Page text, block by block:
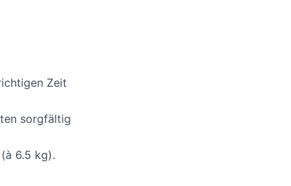
Zeit
sorgfältig
6.5 kg).